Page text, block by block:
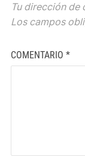
Tu dirección de
Los campos
COMENTARIO *